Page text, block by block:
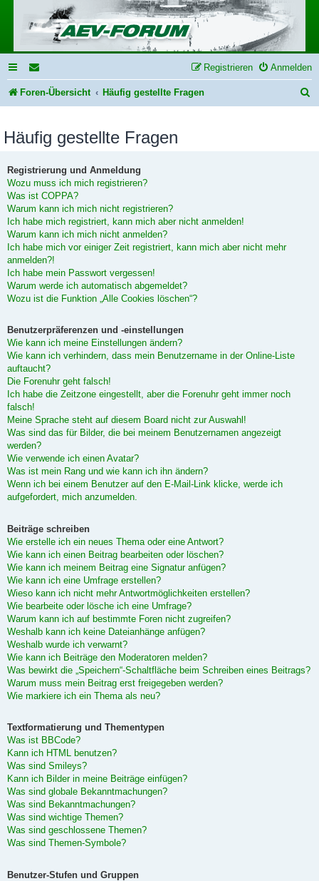
Anmelden
Registrieren
Foren-Übersicht Häufig gestellte Fragen
Häufig gestellte Fragen
Registrierung und Anmeldung
Wozu muss ich mich registrieren?
Was ist COPPA?
Warum kann ich mich nicht registrieren?
Ich habe mich registriert, kann mich aber nicht anmelden!
Warum kann ich mich nicht anmelden?
Ich habe mich vor einiger Zeit registriert, kann mich aber nicht mehr
anmelden?!
Ich habe mein Passwort vergessen!
Warum werde ich automatisch abgemeldet?
Wozu ist die Funktion „Alle Cookies löschen“?
Benutzerpräferenzen und -einstellungen
Wie kann ich meine Einstellungen ändern?
Wie kann ich verhindern, dass mein Benutzername in der Online-Liste
auftaucht?
Die Forenuhr geht falsch!
Ich habe die Zeitzone eingestellt, aber die Forenuhr geht immer noch
falsch!
Meine Sprache steht auf diesem Board nicht zur Auswahl!
Was sind das für Bilder, die bei meinem Benutzernamen angezeigt
werden?
Wie verwende ich einen Avatar?
Was ist mein Rang und wie kann ich ihn ändern?
Wenn ich bei einem Benutzer auf den E-Mail-Link klicke, werde ich
aufgefordert, mich anzumelden.
Beiträge schreiben
Wie erstelle ich ein neues Thema oder eine Antwort?
Wie kann ich einen Beitrag bearbeiten oder löschen?
Wie kann ich meinem Beitrag eine Signatur anfügen?
Wie kann ich eine Umfrage erstellen?
Wieso kann ich nicht mehr Antwortmöglichkeiten erstellen?
Wie bearbeite oder lösche ich eine Umfrage?
Warum kann ich auf bestimmte Foren nicht zugreifen?
Weshalb kann ich keine Dateianhänge anfügen?
Weshalb wurde ich verwarnt?
Wie kann ich Beiträge den Moderatoren melden?
Was bewirkt die „Speichern“-Schaltfläche beim Schreiben eines Beitrags?
Warum muss mein Beitrag erst freigegeben werden?
Wie markiere ich ein Thema als neu?
Textformatierung und Thementypen
Was ist BBCode?
Kann ich HTML benutzen?
Was sind Smileys?
Kann ich Bilder in meine Beiträge einfügen?
Was sind globale Bekanntmachungen?
Was sind Bekanntmachungen?
Was sind wichtige Themen?
Was sind geschlossene Themen?
Was sind Themen-Symbole?
Benutzer-Stufen und Gruppen